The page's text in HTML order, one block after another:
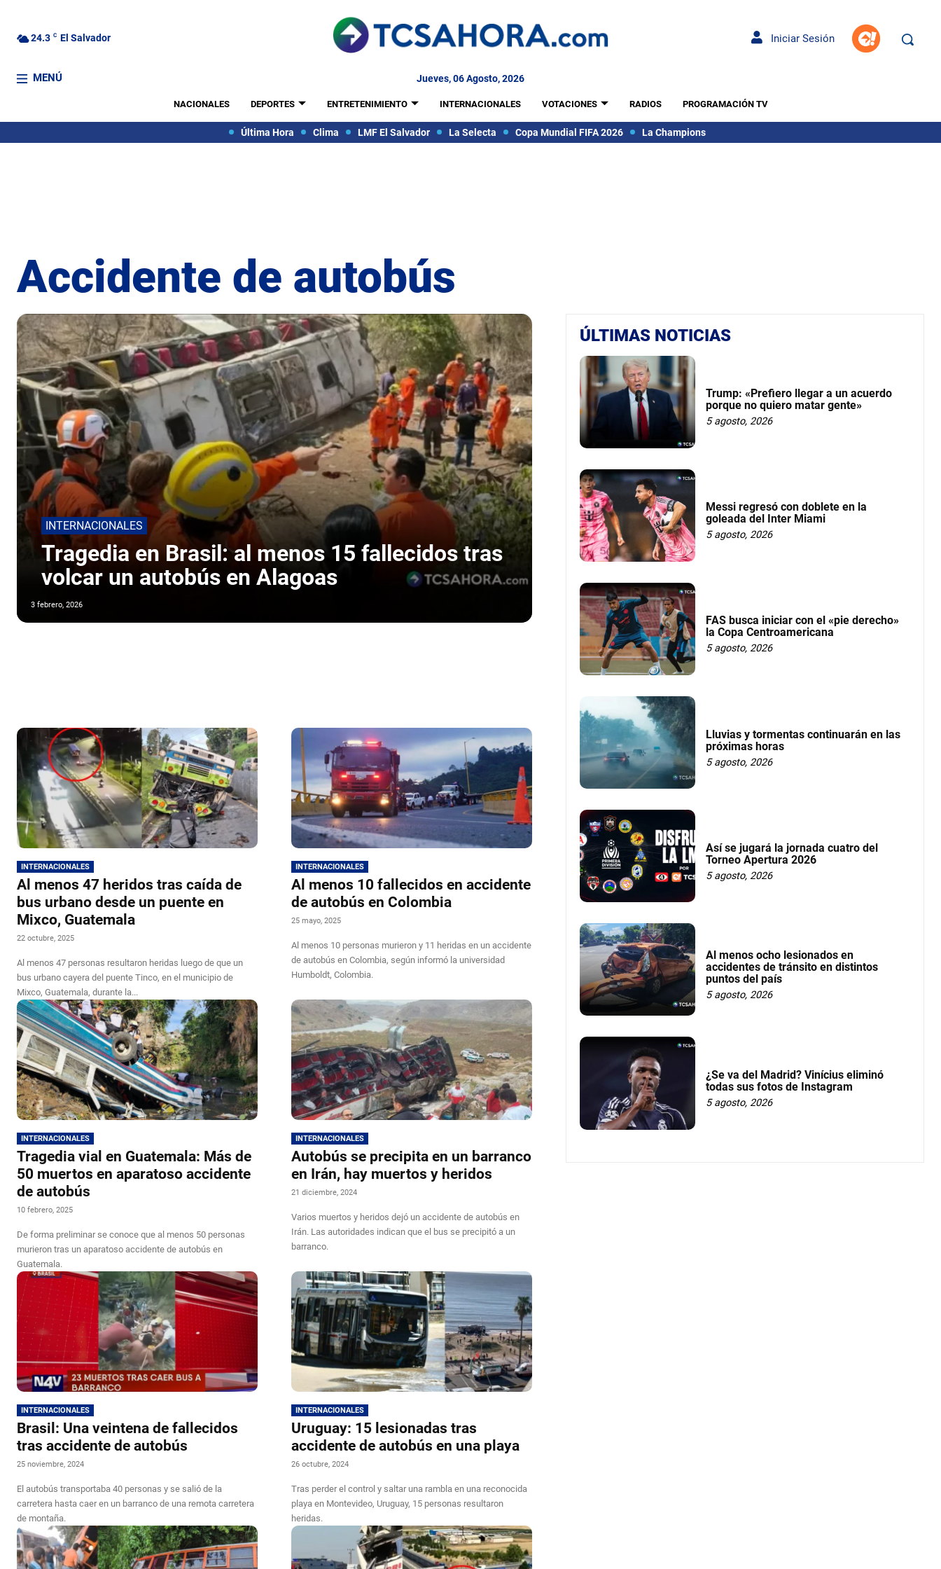
24.3 C El Salvador Iniciar Sesión
MENÚ Jueves, 06 Agosto, 2026
NACIONALES DEPORTES ENTRETENIMIENTO INTERNACIONALES VOTACIONES RADIOS PROGRAMACIÓN TV
Última Hora Clima LMF El Salvador La Selecta Copa Mundial FIFA 2026 La Champions
Accidente de autobús
INTERNACIONALES
Tragedia en Brasil: al menos 15 fallecidos tras
volcar un autobús en Alagoas
3 febrero, 2026
INTERNACIONALES
Al menos 47 heridos tras caída de
bus urbano desde un puente en
Mixco, Guatemala
22 octubre, 2025
Al menos 47 personas resultaron heridas luego de que un
bus urbano cayera del puente Tinco, en el municipio de
Mixco, Guatemala, durante la...
INTERNACIONALES
Al menos 10 fallecidos en accidente
de autobús en Colombia
25 mayo, 2025
Al menos 10 personas murieron y 11 heridas en un accidente
de autobús en Colombia, según informó la universidad
Humboldt, Colombia.
INTERNACIONALES
Tragedia vial en Guatemala: Más de
50 muertos en aparatoso accidente
de autobús
10 febrero, 2025
De forma preliminar se conoce que al menos 50 personas
murieron tras un aparatoso accidente de autobús en
Guatemala.
INTERNACIONALES
Autobús se precipita en un barranco
en Irán, hay muertos y heridos
21 diciembre, 2024
Varios muertos y heridos dejó un accidente de autobús en
Irán. Las autoridades indican que el bus se precipitó a un
barranco.
INTERNACIONALES
Brasil: Una veintena de fallecidos
tras accidente de autobús
25 noviembre, 2024
El autobús transportaba 40 personas y se salió de la
carretera hasta caer en un barranco de una remota carretera
de montaña.
INTERNACIONALES
Uruguay: 15 lesionadas tras
accidente de autobús en una playa
26 octubre, 2024
Tras perder el control y saltar una rambla en una reconocida
playa en Montevideo, Uruguay, 15 personas resultaron
heridas.
ÚLTIMAS NOTICIAS
Trump: «Prefiero llegar a un acuerdo
porque no quiero matar gente»
5 agosto, 2026
Messi regresó con doblete en la
goleada del Inter Miami
5 agosto, 2026
FAS busca iniciar con el «pie derecho»
la Copa Centroamericana
5 agosto, 2026
Lluvias y tormentas continuarán en las
próximas horas
5 agosto, 2026
Así se jugará la jornada cuatro del
Torneo Apertura 2026
5 agosto, 2026
Al menos ocho lesionados en
accidentes de tránsito en distintos
puntos del país
5 agosto, 2026
¿Se va del Madrid? Vinícius eliminó
todas sus fotos de Instagram
5 agosto, 2026